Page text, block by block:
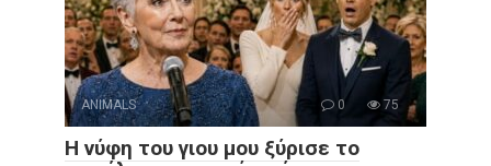
ANIMALS 0 75
Η νύφη του γιου μου ξύρισε το